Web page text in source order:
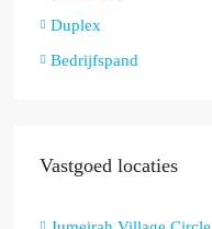
Duplex
Bedrijfspand
Vastgoed locaties